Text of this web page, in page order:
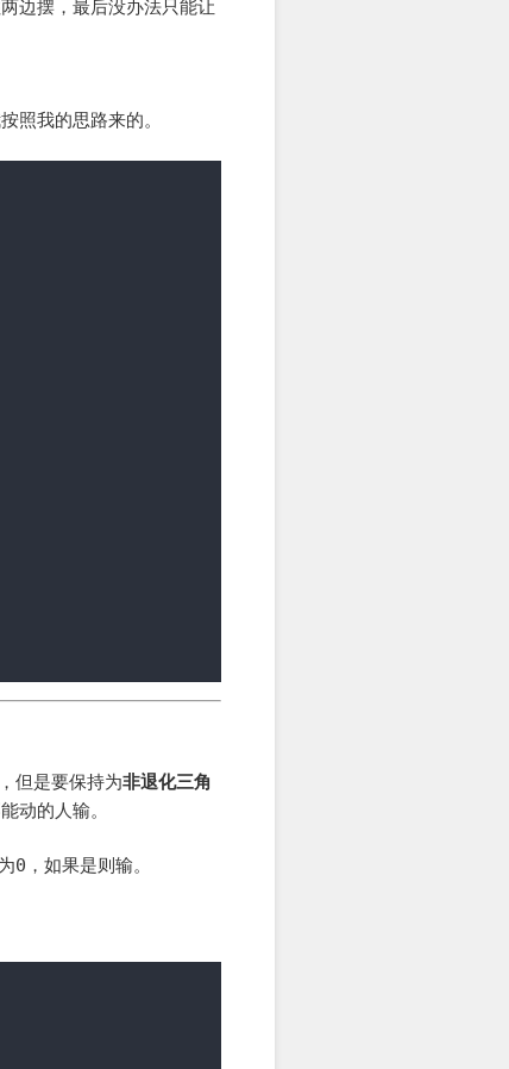
边摆，最后没办法只能让
照我的思路来的。
但是要保持为非退化三角
动的人输。
0 ，如果是则输。